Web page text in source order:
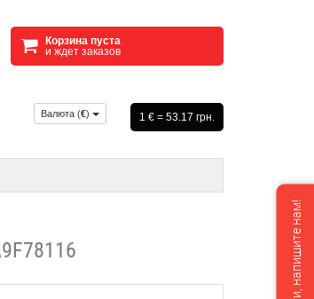
Корзина пуста
и ждет заказов
Валюта (€) 1 € = 53.17 грн.